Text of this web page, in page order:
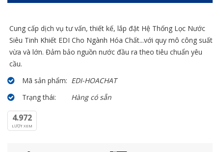
Cung cấp dịch vụ tư vấn, thiết kế, lắp đặt Hệ Thống Lọc Nước
Siêu Tinh Khiết EDI Cho Ngành Hóa Chất...với quy mô công suất
vừa và lớn. Đảm bảo nguồn nước đầu ra theo tiêu chuẩn yêu
cầu.
Mã sản phẩm: EDI-HOACHAT
Trạng thái:
Hàng có sẵn
4.972
LƯỢT XEM